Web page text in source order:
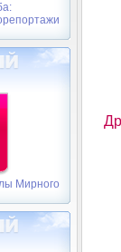
Мирного